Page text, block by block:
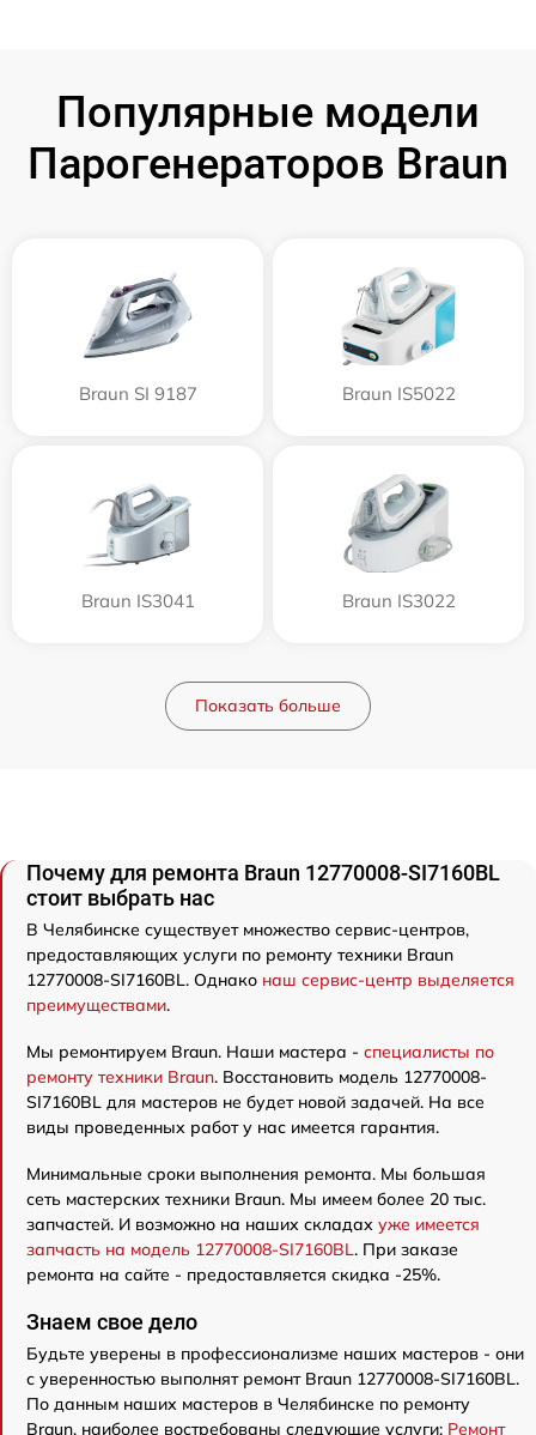
Популярные модели
Парогенераторов Braun
Braun SI 9187 Braun IS5022
Braun IS3041 Braun IS3022
Показать больше
Почему для ремонта Braun 12770008-SI7160BL
стоит выбрать нас
В Челябинске существует множество сервис-центров,
предоставляющих услуги по ремонту техники Braun
12770008-SI7160BL. Однако наш сервис-центр выделяется
преимуществами.
Мы ремонтируем Braun. Наши мастера - специалисты по
ремонту техники Braun. Восстановить модель 12770008-
SI7160BL для мастеров не будет новой задачей. На все
виды проведенных работ у нас имеется гарантия.
Минимальные сроки выполнения ремонта. Мы большая
сеть мастерских техники Braun. Мы имеем более 20 тыс.
запчастей. И возможно на наших складах уже имеется
запчасть на модель 12770008-SI7160BL. При заказе
ремонта на сайте - предоставляется скидка -25%.
Знаем свое дело
Будьте уверены в профессионализме наших мастеров - они
с уверенностью выполнят ремонт Braun 12770008-SI7160BL.
По данным наших мастеров в Челябинске по ремонту
Braun, наиболее востребованы следующие услуги: Ремонт